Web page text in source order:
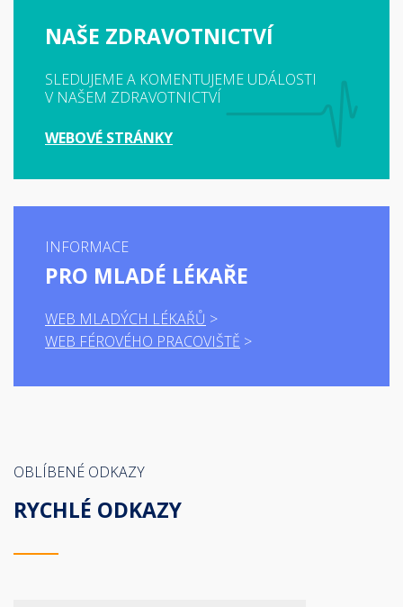
NAŠE ZDRAVOTNICTVÍ
SLEDUJEME A KOMENTUJEME UDÁLOSTI
V NAŠEM ZDRAVOTNICTVÍ
WEBOVÉ STRÁNKY
INFORMACE
PRO MLADÉ LÉKAŘE
WEB MLADÝCH LÉKAŘŮ
WEB FÉROVÉHO PRACOVIŠTĚ
OBLÍBENÉ ODKAZY
RYCHLÉ ODKAZY